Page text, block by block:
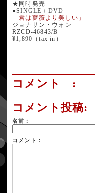
★同時発売
●SINGLE＋DVD
「君は薔薇より美しい」
ジョナサン・ウォン
RZCD-46843/B
¥1,890（tax in）
コメント :
コメント投稿:
名前：
コメント：